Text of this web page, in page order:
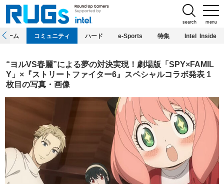
menu
search
ホーム コミュニティ ハード e-Sports 特集 Intel Inside
“ヨルVS春麗”による夢の対決実現！劇場版「SPY×FAMIL
Y」×『ストリートファイター6』スペシャルコラボ発表 1
枚目の写真・画像